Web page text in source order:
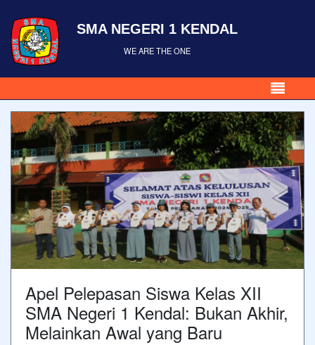
SMA NEGERI 1 KENDAL
WE ARE THE ONE
Apel Pelepasan Siswa Kelas XII
SMA Negeri 1 Kendal: Bukan Akhir,
Melainkan Awal yang Baru